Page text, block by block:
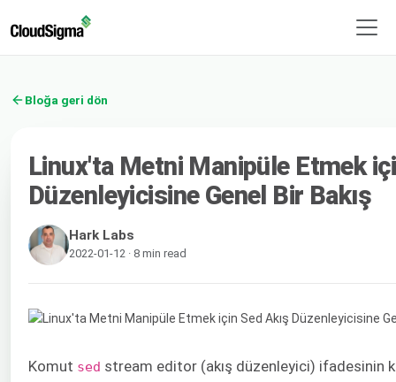
Bloğa geri dön
Linux'ta Metni Manipüle Etmek
Düzenleyicisine Genel Bir Bakış
Hark Labs
2022-01-12 · 8 min read
Komut sed stream editor (akış düzenleyici) ifadesinin